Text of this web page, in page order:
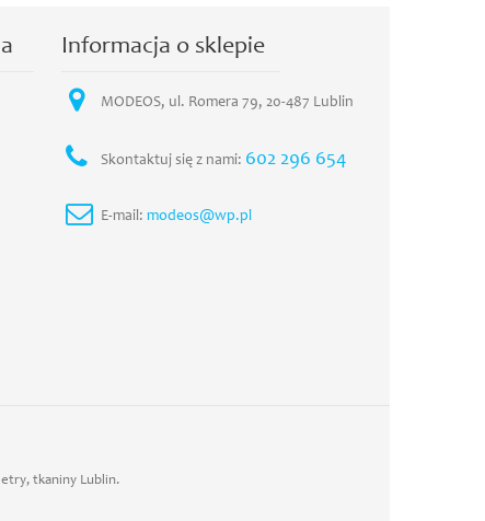
Informacja o sklepie
MODEOS, ul. Romera 79, 20-487 Lublin
Skontaktuj się z nami: 602 296 654
E-mail: modeos@wp.pl
tkaniny Lublin.